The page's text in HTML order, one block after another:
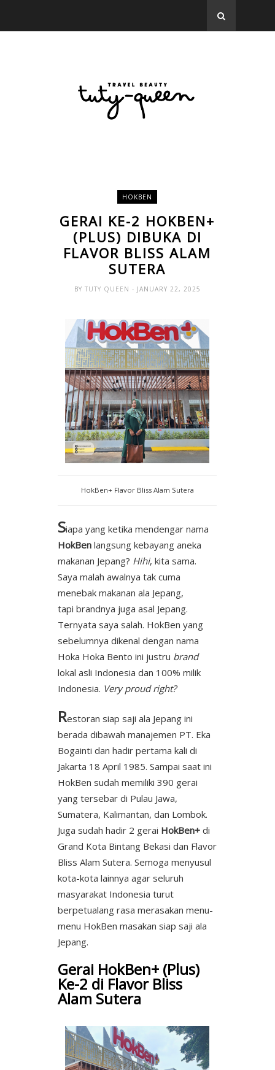
HOKBEN
GERAI KE-2 HOKBEN+
(PLUS) DIBUKA DI
FLAVOR BLISS ALAM
SUTERA
BY TUTY QUEEN - JANUARY 22, 2025
HokBen+ Flavor Bliss Alam Sutera
Siapa yang ketika mendengar nama
HokBen langsung kebayang aneka
makanan Jepang? Hihi, kita sama.
Saya malah awalnya tak cuma
menebak makanan ala Jepang,
tapi brandnya juga asal Jepang.
Ternyata saya salah. HokBen yang
sebelumnya dikenal dengan nama
Hoka Hoka Bento ini justru brand
lokal asli Indonesia dan 100% milik
Indonesia. Very proud right?
Restoran siap saji ala Jepang ini
berada dibawah manajemen PT. Eka
Bogainti dan hadir pertama kali di
Jakarta 18 April 1985. Sampai saat ini
HokBen sudah memiliki 390 gerai
yang tersebar di Pulau Jawa,
Sumatera, Kalimantan, dan Lombok.
Juga sudah hadir 2 gerai HokBen+ di
Grand Kota Bintang Bekasi dan Flavor
Bliss Alam Sutera. Semoga menyusul
kota-kota lainnya agar seluruh
masyarakat Indonesia turut
berpetualang rasa merasakan menu-
menu HokBen masakan siap saji ala
Jepang.
Gerai HokBen+ (Plus)
Ke-2 di Flavor Bliss
Alam Sutera